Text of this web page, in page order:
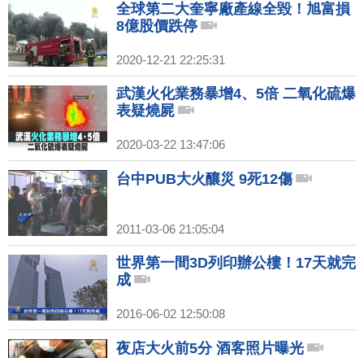
全球第二大奎寧廠產線全毀！旭富損
8億股價跌停
2020-12-21 22:25:31
武漢火化業務暴增4、5倍 二氧化硫爆
表疑燒屍
2020-03-22 13:47:06
台中PUB大火釀災 9死12傷
2011-03-06 21:05:04
世界第一間3D列印辦公樓！17天就完
成
2016-06-02 12:50:08
夜店大火前5分 酒客照片曝光